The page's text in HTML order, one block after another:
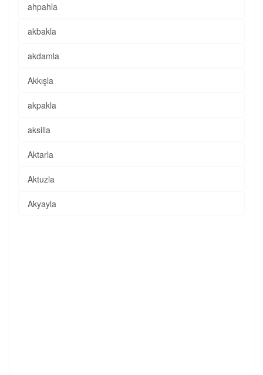
ahpahla
akbakla
akdamla
Akkışla
akpakla
aksilla
Aktarla
Aktuzla
Akyayla